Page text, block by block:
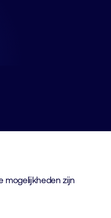
mogelijkheden zijn